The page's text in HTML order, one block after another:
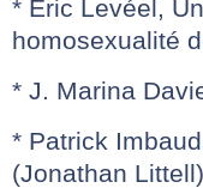
* Eric Levéel,
homosexualité
* J. Marina
* Patrick
(Jonathan